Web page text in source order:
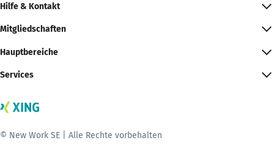
Hilfe & Kontakt
Mitgliedschaften
Hauptbereiche
Services
© New Work SE | Alle Rechte vorbehalten